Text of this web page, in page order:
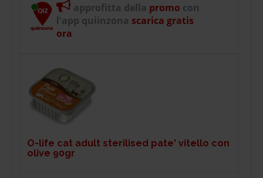
approfitta della promo con
l'app quiinzona scarica gratis
ora
O-life cat adult sterilised pate' vitello con
olive 90gr